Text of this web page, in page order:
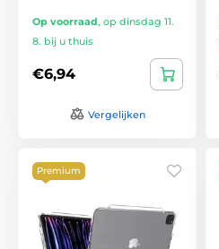
Op voorraad, op dinsdag 11.
8. bij u thuis
€6,94
Vergelijken
Premium